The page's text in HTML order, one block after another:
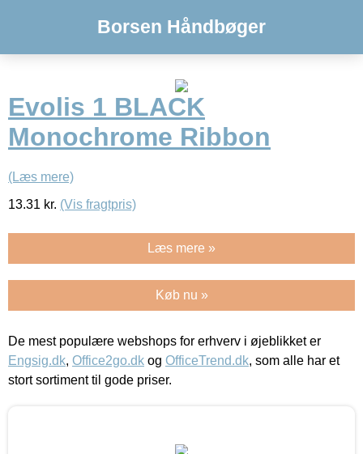
Borsen Håndbøger
Evolis 1 BLACK
Monochrome Ribbon
(Læs mere)
13.31 kr. (Vis fragtpris)
Læs mere »
Køb nu »
De mest populære webshops for erhverv i øjeblikket er
Engsig.dk, Office2go.dk og OfficeTrend.dk, som alle har et
stort sortiment til gode priser.